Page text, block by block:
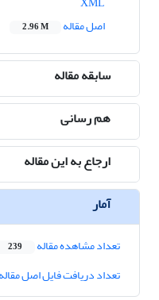
اصل مقاله
2.96 M
سابقه مقاله
هم رسانی
ارجاع به این مقاله
آمار
تعداد مشاهده مقاله 239
تعداد دریافت فایل اصل مقاله